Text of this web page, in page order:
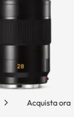
Acquista ora